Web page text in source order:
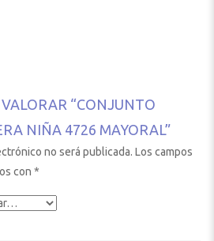
“CONJUNTO
NIÑA 4726 MAYORAL”
no será publicada. Los campos
con *